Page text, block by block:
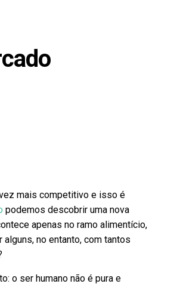
mais competitivo e isso é
podemos descobrir uma nova
apenas no ramo alimentício,
no entanto, com tantos
o ser humano não é pura e